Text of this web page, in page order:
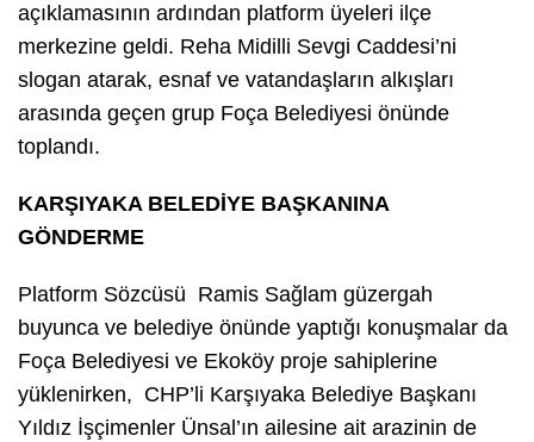
açıklamasının ardından platform üyeleri ilçe
merkezine geldi. Reha Midilli Sevgi Caddesi’ni
slogan atarak, esnaf ve vatandaşların alkışları
arasında geçen grup Foça Belediyesi önünde
toplandı.
KARŞIYAKA BELEDİYE BAŞKANINA
GÖNDERME
Platform Sözcüsü Ramis Sağlam güzergah
buyunca ve belediye önünde yaptığı konuşmalar da
Foça Belediyesi ve Ekoköy proje sahiplerine
yüklenirken, CHP’li Karşıyaka Belediye Başkanı
Yıldız İşçimenler Ünsal’ın ailesine ait arazinin de